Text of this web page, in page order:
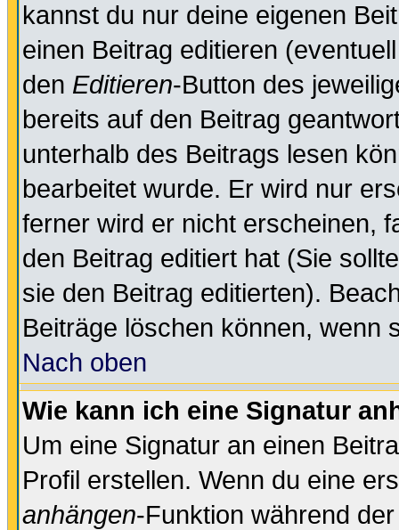
kannst du nur deine eigenen
einen Beitrag editieren
den Editieren-Button des
bereits auf den Beitrag
unterhalb des Beitrags lesen
bearbeitet wurde. Er wird nur
ferner wird er nicht erscheinen,
den Beitrag editiert hat (Sie
sie den Beitrag editierten).
Beiträge löschen können, wenn
Nach oben
Wie kann ich eine Signatur
Um eine Signatur an einen
Profil erstellen. Wenn du eine
anhängen-Funktion während